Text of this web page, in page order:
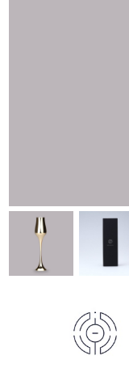
Contactez-